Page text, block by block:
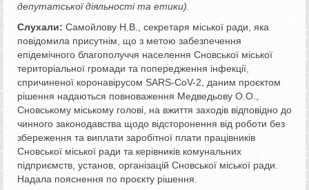
депутатської діяльності та етики).
Слухали: Самойлову Н.В., секретаря міської ради, яка
повідомила присутнім, що з метою забезпечення
епідемічного благополуччя населення Сновської міської
територіальної громади та попередження інфекції,
спричиненої коронавірусом SARS-CoV-2, даним проєктом
рішення надаються повноваження Медведьову О.О.,
Сновському міському голові, на вжиття заходів відповідно до
чинного законодавства щодо відсторонення від роботи без
збереження та виплати заробітної плати працівників
Сновської міської ради та керівників комунальних
підприємств, установ, організацій Сновської міської ради.
Надала пояснення по проєкту рішення.